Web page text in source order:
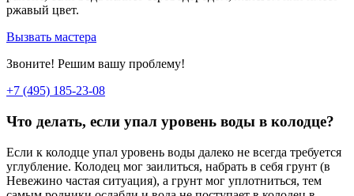
ржавый цвет.
Вызвать мастера
Звоните! Решим вашу проблему!
+7 (495) 185-23-08
Что делать, если упал уровень воды в колодце?
Если к колодце упал уровень воды далеко не всегда требуется
углубление. Колодец мог заилиться, набрать в себя грунт (в
Невежино частая ситуация), а грунт мог уплотниться, тем